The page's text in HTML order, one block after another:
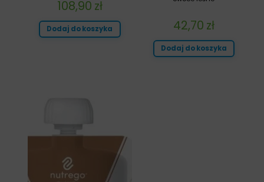
42,70 zł
Dodaj do koszyka
108,90 zł
Dodaj do koszyka